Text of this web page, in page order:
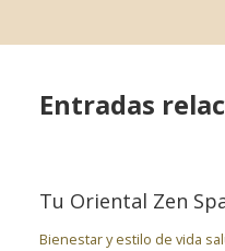
Entradas
Tu Oriental Zen
Bienestar y estilo de vida